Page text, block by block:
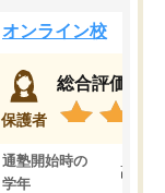
オンライン校
保護者
総合評価
通塾開始時の
学年
高3